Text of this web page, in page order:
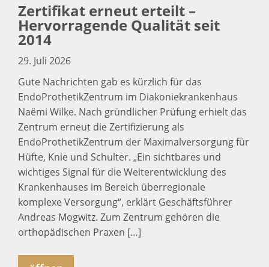
Zertifikat erneut erteilt –
Hervorragende Qualität seit
2014
29. Juli 2026
Gute Nachrichten gab es kürzlich für das
EndoProthetikZentrum im Diakoniekrankenhaus
Naëmi Wilke. Nach gründlicher Prüfung erhielt das
Zentrum erneut die Zertifizierung als
EndoProthetikZentrum der Maximalversorgung für
Hüfte, Knie und Schulter. „Ein sichtbares und
wichtiges Signal für die Weiterentwicklung des
Krankenhauses im Bereich überregionale
komplexe Versorgung“, erklärt Geschäftsführer
Andreas Mogwitz. Zum Zentrum gehören die
orthopädischen Praxen […]